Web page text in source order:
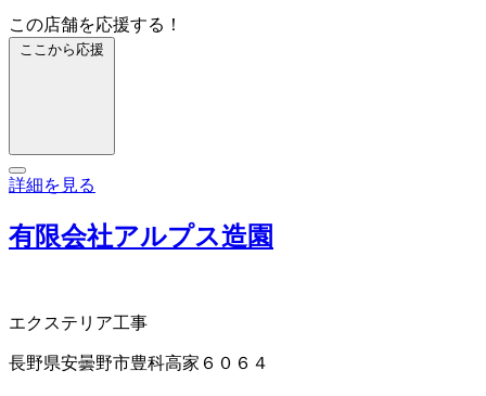
この店舗を応援する！
ここから応援
詳細を見る
有限会社アルプス造園
エクステリア工事
長野県安曇野市豊科高家６０６４